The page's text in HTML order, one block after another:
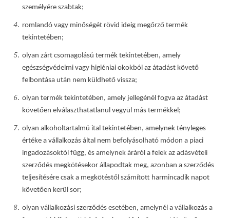
személyére szabtak;
romlandó vagy minőségét rövid ideig megőrző termék
tekintetében;
olyan zárt csomagolású termék tekintetében, amely
egészségvédelmi vagy higiéniai okokból az átadást követő
felbontása után nem küldhető vissza;
olyan termék tekintetében, amely jellegénél fogva az átadást
követően elválaszthatatlanul vegyül más termékkel;
olyan alkoholtartalmú ital tekintetében, amelynek tényleges
értéke a vállalkozás által nem befolyásolható módon a piaci
ingadozásoktól függ, és amelynek áráról a felek az adásvételi
szerződés megkötésekor állapodtak meg, azonban a szerződés
teljesítésére csak a megkötéstől számított harmincadik napot
követően kerül sor;
olyan vállalkozási szerződés esetében, amelynél a vállalkozás a